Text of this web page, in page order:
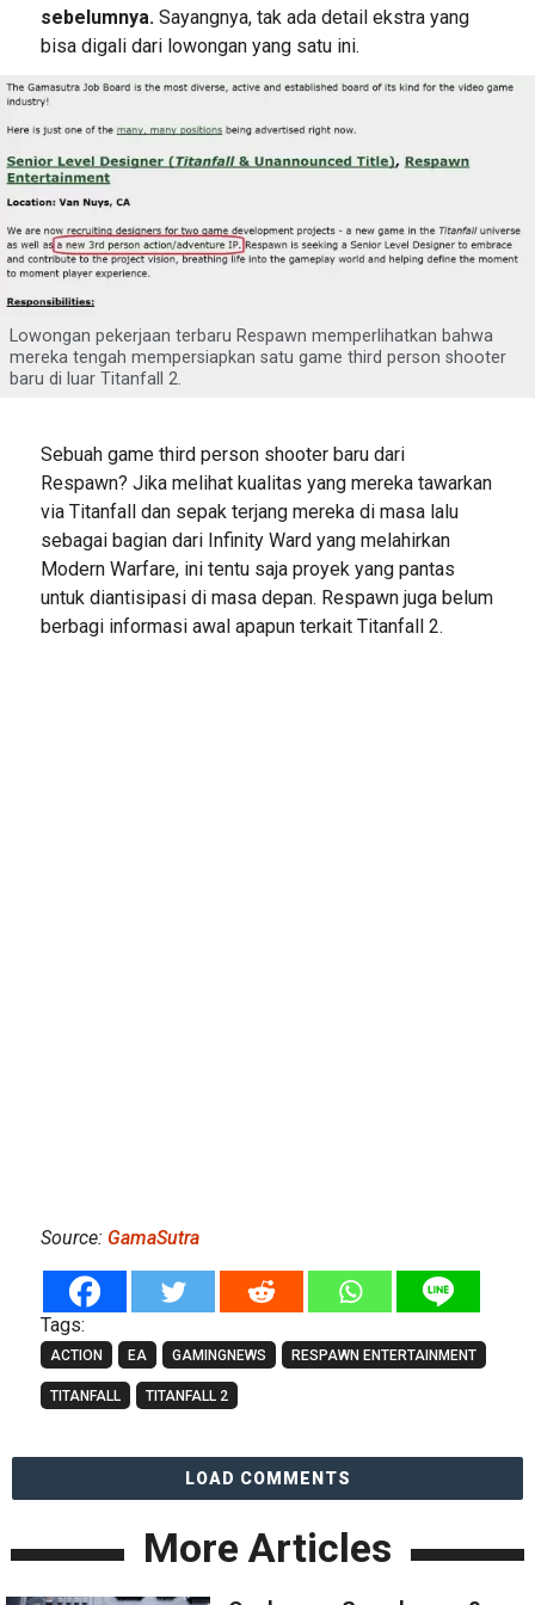
sebelumnya.Sayangnya, tak ada detail ekstra yang
bisa digali dari lowongan yang satu ini.
Lowongan pekerjaan terbaru Respawn memperlihatkan bahwa
mereka tengah mempersiapkan satu game third person shooter
baru di luar Titanfall 2.
Sebuah game third person shooter baru dari
Respawn? Jika melihat kualitas yang mereka tawarkan
via Titanfall dan sepak terjang mereka di masa lalu
sebagai bagian dari Infinity Ward yang melahirkan
Modern Warfare, ini tentu saja proyek yang pantas
untuk diantisipasi di masa depan. Respawn juga belum
berbagi informasi awal apapun terkait Titanfall 2.
Source: GamaSutra
Tags:
ACTION EA GAMINGNEWS RESPAWN ENTERTAINMENT
TITANFALL TITANFALL 2
LOAD COMMENTS
More Articles